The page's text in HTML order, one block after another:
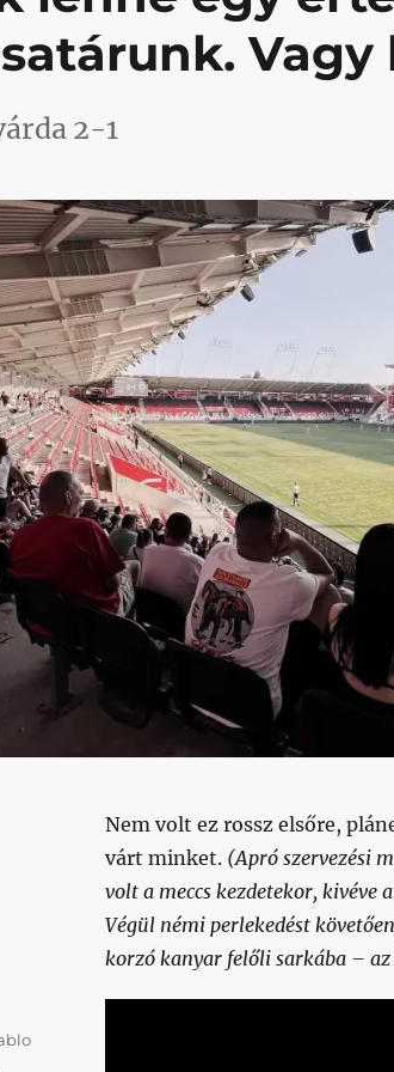
Vagy
2-1
Nem volt ez rossz elsőre,
várt minket. (Apró szervezési
volt a meccs kezdetekor, kivéve
Végül némi perlekedést
korzó kanyar felőli sarkába –